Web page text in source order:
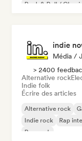
Rock & Roll /
indie
Média /
> 2400
Alternative rock
Indie folk
Écrire des articles
Alternative rock
Indie rock
Rap
Pop rock